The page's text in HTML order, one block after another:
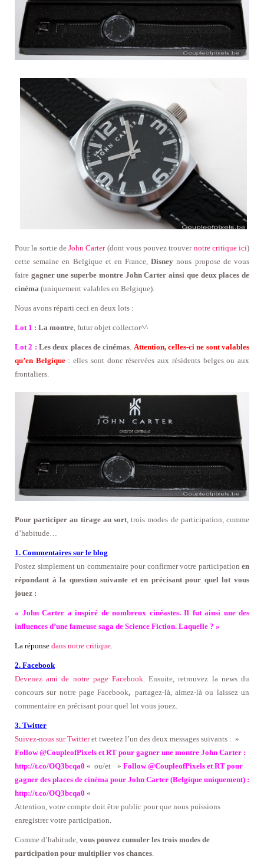
Pour la sortie de John Carter(dont vous pouvez trouver notre critique ici)
cette semaine en Belgique et en France,Disney nous propose de vous
faire gagner une superbe montre John Carter ainsi que deux places de
cinéma (uniquement valables en Belgique).
Nous avons réparti ceci en deux lots :
Lot 1 : La montre , futur objet collector^^
Lot 2 : Les deux places de cinémas Attention, celles-ci ne sont valables
qu’en Belgique: elles sont donc réservées aux résidents belges ou aux
frontaliers.
Pour participer au tirage au sort , trois modes de participation, comme
d’habitude…
1. Commentaires sur le blog
Postez simplement un commentaire pour confirmer votre participation en
répondant à la question suivante et en précisant pour quel lot vous
jouez :
« John Carter a inspiré de nombreux cinéastes. Il fut ainsi une des
influences d’une fameuse saga de Science Fiction. Laquelle ? »
La réponse dans notre critique
2. Facebook
Devenez ami de notre page Facebook . Ensuite, retrouvez la news du
concours sur notre page Facebook, partagez-là, aimez-là ou laissez un
commentaire en précisant pour quel lot vous jouez.
3. Twitter
Suivez-nous sur Twitteret tweetez l’un des deux messages suivants : »
Follow @CoupleofPixels et RT pour gagner une montre John Carter :
http://t.co/OQ3bcqa0 « ou/et » Follow @CoupleofPixels et RT pour
gagner des places de cinéma pour John Carter (Belgique uniquement) :
http://t.co/OQ3bcqa0 «
Attention, votre compte doit être public pour que nous puissions
enregistrer votre participation.
Comme d’habitude, vous pouvez cumuler les trois modes de
participation pour multiplier vos chances